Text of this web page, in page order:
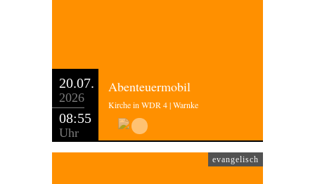
20.07.
2026
08:55
Uhr
Abenteuermobil
Kirche in WDR 4 | Warnke
evangelisch